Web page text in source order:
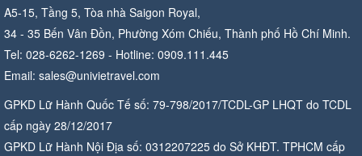
A5-15, Tầng 5, Tòa nhà Saigon Royal,
34 - 35 Bến Vân Đồn, Phường Xóm Chiếu, Thành phố Hồ Chí Minh.
Tel: 028-6262-1269 - Hotline: 0909.111.445
Email: sales@univietravel.com
GPKD Lữ Hành Quốc Tế số: 79-798/2017/TCDL-GP LHQT do TCDL
cấp ngày 28/12/2017
GPKD Lữ Hành Nội Địa số: 0312207225 do Sở KHĐT. TPHCM cấp